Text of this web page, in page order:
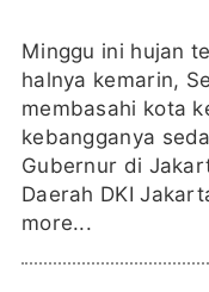
Minggu ini hujan
halnya kemarin,
membasahi kota
kebangganya
Gubernur di
Daerah DKI
more...